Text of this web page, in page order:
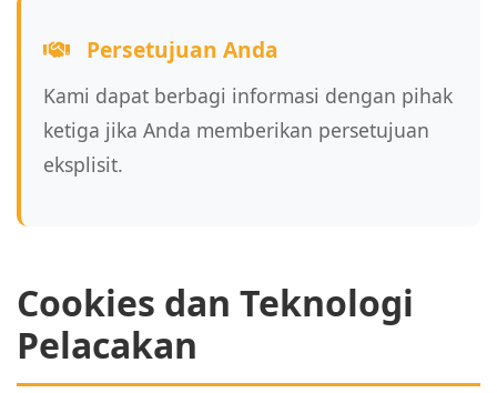
Persetujuan Anda
Kami dapat berbagi informasi dengan pihak
ketiga jika Anda memberikan persetujuan
eksplisit.
Cookies dan Teknologi
Pelacakan